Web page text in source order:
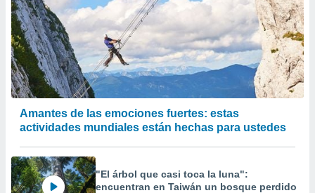
Amantes de las emociones fuertes: estas
actividades mundiales están hechas para ustedes
"El árbol que casi toca la luna":
encuentran en Taiwán un bosque perdido